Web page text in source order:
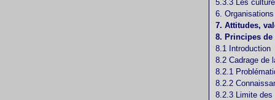
5.3.3 Les
6.
7. Attitudes,
8. Principes
8.1 Introduction
8.2 Cadrage de
8.2.1
8.2.2
8.2.3 Limite des